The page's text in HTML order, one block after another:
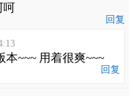
呵
回复
本~~~ 用着很爽~~~
回复